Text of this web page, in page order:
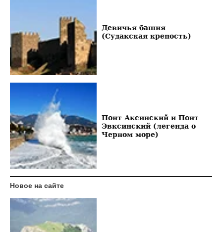
Девичья башня
(Судакская крепость)
Понт Аксинский и Понт
Эвксинский (легенда о
Черном море)
Новое на сайте